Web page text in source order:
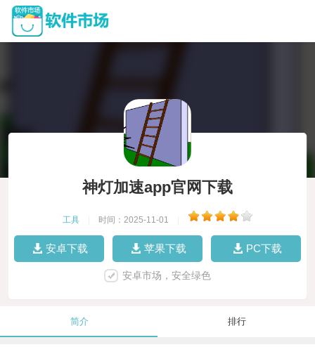
神灯加速app官网下载
工具 时间：2025-11-01
安卓下载 苹果下载 PC下载
安卓市场，安全绿色
简介 排行